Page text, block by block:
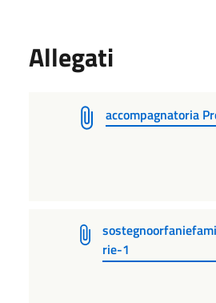
Allegati
accompagnatoria
rie-1